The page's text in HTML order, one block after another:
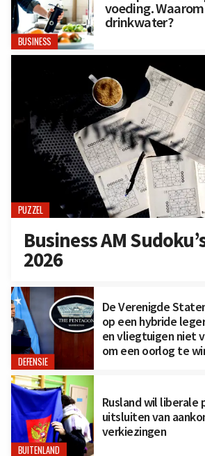
BUSINESS
voeding.
drinkwater?
PUZZEL
Business AM
2026
DEFENSIE
De Verenigde
op een hybride
en vliegtuigen niet
om een oorlog te
BUITENLAND
Rusland wil liberale
uitsluiten van
verkiezingen